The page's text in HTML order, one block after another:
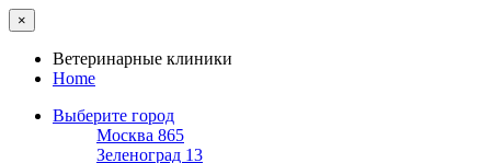
×
Ветеринарные клиники
Home
Выберите город
Москва 865
Зеленоград 13